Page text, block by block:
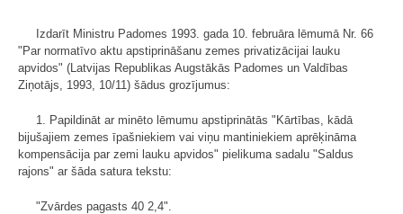
Izdarīt Ministru Padomes 1993. gada 10. februāra lēmumā Nr. 66
"Par normatīvo aktu apstiprināšanu zemes privatizācijai lauku
apvidos" (Latvijas Republikas Augstākās Padomes un Valdības
Ziņotājs, 1993, 10/11) šādus grozījumus:
1. Papildināt ar minēto lēmumu apstiprinātās "Kārtības, kādā
bijušajiem zemes īpašniekiem vai viņu mantiniekiem aprēķināma
kompensācija par zemi lauku apvidos" pielikuma sadalu "Saldus
rajons" ar šāda satura tekstu:
"Zvārdes pagasts 40 2,4".